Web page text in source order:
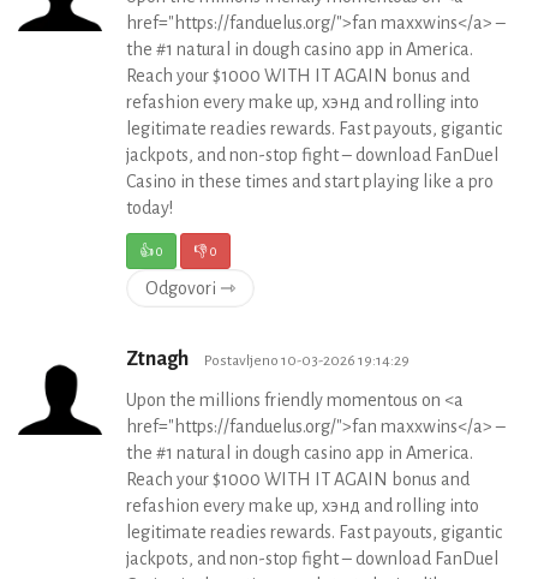
href="https://fanduelus.org/">fan maxxwins</a> –
the #1 natural in dough casino app in America.
Reach your $1000 WITH IT AGAIN bonus and
refashion every make up, хэнд and rolling into
legitimate readies rewards. Fast payouts, gigantic
jackpots, and non-stop fight – download FanDuel
Casino in these times and start playing like a pro
today!
👍0 👎0
Odgovori ⇾
Ztnagh Postavljeno 10-03-2026 19:14:29
Upon the millions friendly momentous on <a
href="https://fanduelus.org/">fan maxxwins</a> –
the #1 natural in dough casino app in America.
Reach your $1000 WITH IT AGAIN bonus and
refashion every make up, хэнд and rolling into
legitimate readies rewards. Fast payouts, gigantic
jackpots, and non-stop fight – download FanDuel